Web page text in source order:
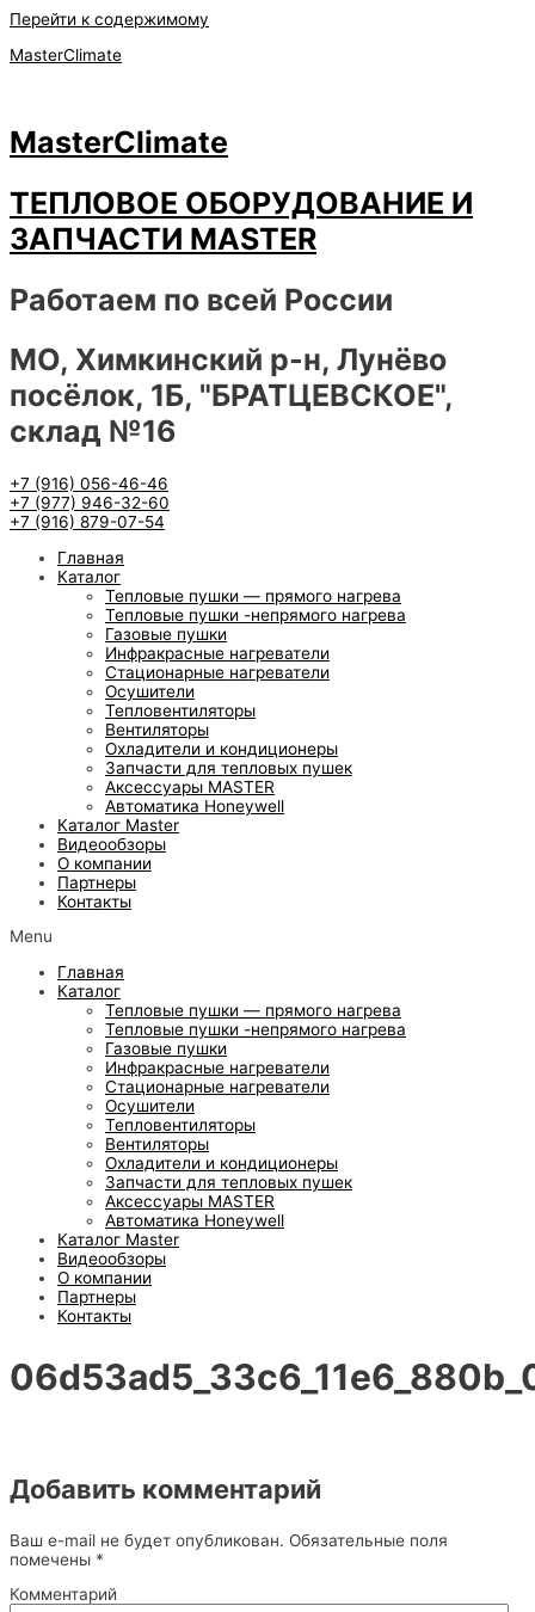
Перейти к содержимому
MasterClimate
MasterClimate
ТЕПЛОВОЕ ОБОРУДОВАНИЕ И
ЗАПЧАСТИ MASTER
Работаем по всей России
МО, Химкинский р-н, Лунёво
посёлок, 1Б, "БРАТЦЕВСКОЕ",
склад №16
+7 (916) 056-46-46
+7 (977) 946-32-60
+7 (916) 879-07-54
Главная
Каталог
Тепловые пушки — прямого нагрева
Тепловые пушки -непрямого нагрева
Газовые пушки
Инфракрасные нагреватели
Стационарные нагреватели
Осушители
Тепловентиляторы
Вентиляторы
Охладители и кондиционеры
Запчасти для тепловых пушек
Аксессуары MASTER
Автоматика Honeywell
Каталог Master
Видеообзоры
О компании
Партнеры
Контакты
Menu
Главная
Каталог
Тепловые пушки — прямого нагрева
Тепловые пушки -непрямого нагрева
Газовые пушки
Инфракрасные нагреватели
Стационарные нагреватели
Осушители
Тепловентиляторы
Вентиляторы
Охладители и кондиционеры
Запчасти для тепловых пушек
Аксессуары MASTER
Автоматика Honeywell
Каталог Master
Видеообзоры
О компании
Партнеры
Контакты
Добавить комментарий
Ваш e-mail не будет опубликован. Обязательные поля
помечены *
Комментарий